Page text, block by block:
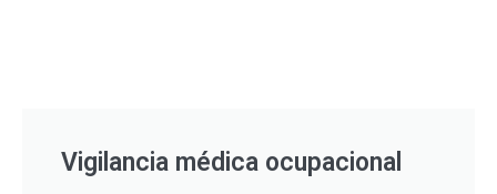
Vigilancia médica ocupacional